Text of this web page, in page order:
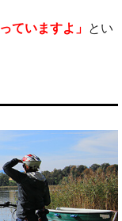
ていますよ」 とい